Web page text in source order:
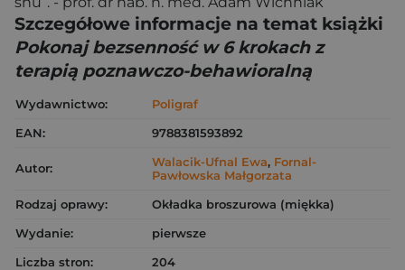
Szczegółowe informacje na temat książki
Pokonaj bezsenność w 6 krokach z
terapią poznawczo-behawioralną
Wydawnictwo:
Poligraf
EAN:
9788381593892
Autor: Walacik-Ufnal Ewa, Fornal-
Pawłowska Małgorzata
Rodzaj oprawy:
Okładka broszurowa (miękka)
Wydanie:
pierwsze
Liczba stron:
204